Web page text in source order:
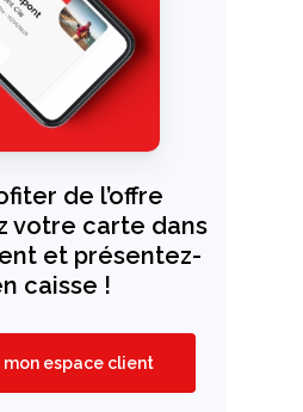
de l’offre
votre carte dans
et présentez-
caisse !
mon espace client